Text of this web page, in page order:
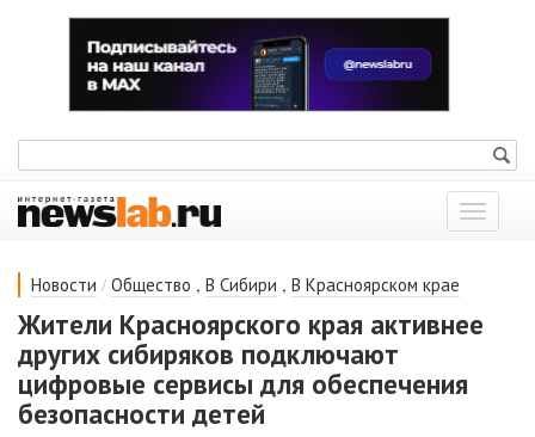
Показать
меню
Новости / Общество , В Сибири , В Красноярском крае
Жители Красноярского края активнее
других сибиряков подключают
цифровые сервисы для обеспечения
безопасности детей